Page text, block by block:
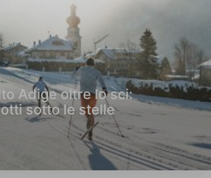
Adige oltre lo sci:
sotto le stelle